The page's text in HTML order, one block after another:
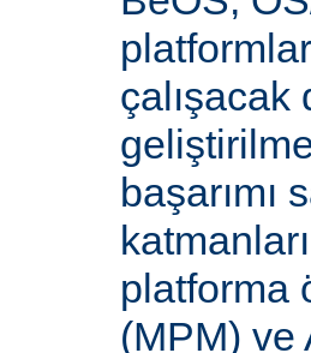
başarımı
platforma
(MPM) ve